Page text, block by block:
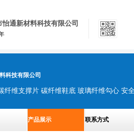
怡通新材料科技有限公司
科技有限公司
产品展示 联系方式